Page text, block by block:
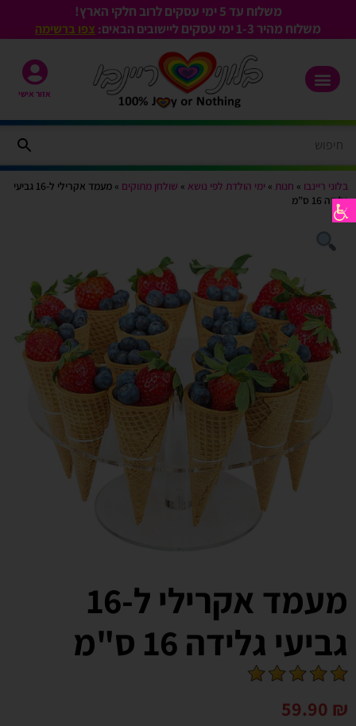
משלוח עד 5 ימי עסקים לרוב חלקי הארץ!
משלוח מהיר 1-3
ימי עסקים ליישובים הבאים: צפו ברשימה
אזור אישי
בלוני ריינבו » חנות » ימי הולדת לפי נושא » שולחן מתוקים »
מעמד אקרילי ל-16 גביעי
גלידה 16 ס”מ
מעמד אקרילי ל-16
גביעי גלידה 16 ס"מ
59.90 ₪